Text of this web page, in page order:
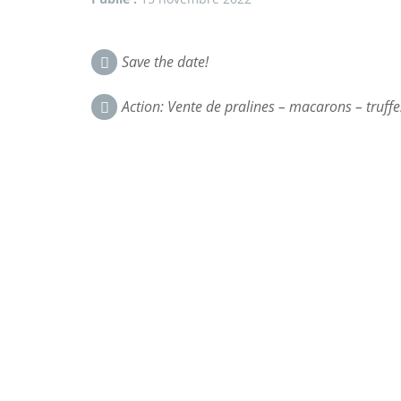
Navigation
dans
les
Save the date!
Action: Vente de pralines – macarons –